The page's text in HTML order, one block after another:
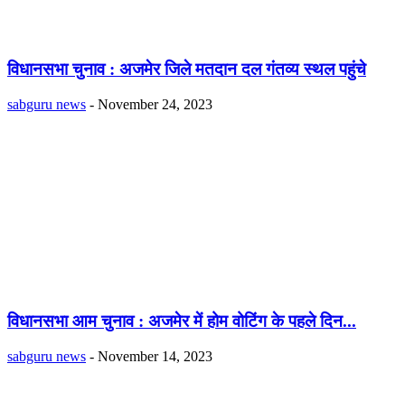
विधानसभा चुनाव : अजमेर जिले मतदान दल गंतव्य स्थल पहुंचे
sabguru news - November 24, 2023
विधानसभा आम चुनाव : अजमेर में होम वोटिंग के पहले दिन...
sabguru news - November 14, 2023